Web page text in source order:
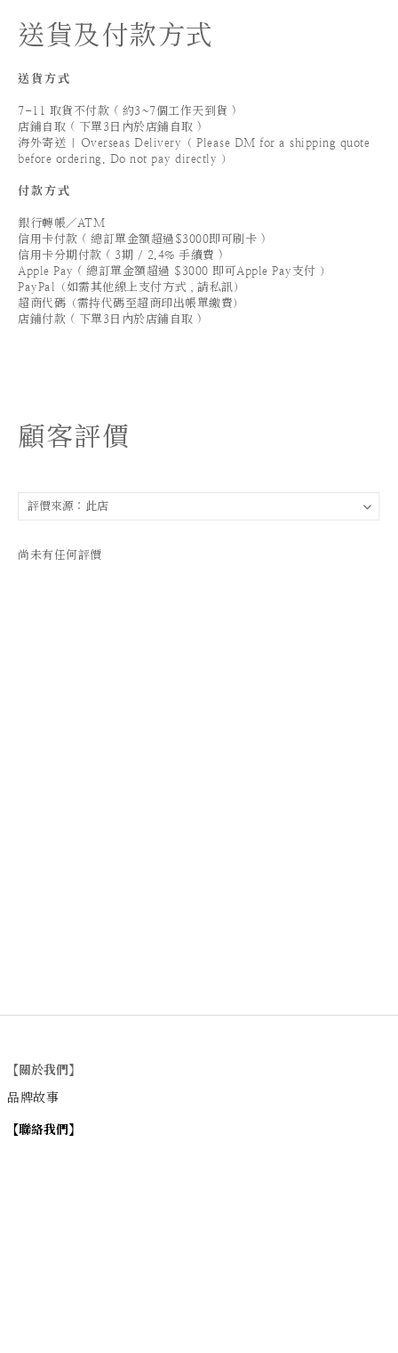
送貨及付款方式
送貨方式
7-11 取貨不付款 ( 約3~7個工作天到貨 )
店鋪自取 ( 下單3日內於店鋪自取 )
海外寄送 | Overseas Delivery（ Please DM for a shipping quote
before ordering. Do not pay directly ）
付款方式
銀行轉帳／ATM
信用卡付款 ( 總訂單金額超過$3000即可刷卡 )
信用卡分期付款 ( 3期 / 2.4% 手續費 )
Apple Pay ( 總訂單金額超過 $3000 即可Apple Pay支付 ）
PayPal（如需其他線上支付方式，請私訊）
超商代碼（需持代碼至超商印出帳單繳費）
店鋪付款 ( 下單3日內於店鋪自取 )
顧客評價
尚未有任何評價
【關於我們】
品牌故事
【聯絡我們】